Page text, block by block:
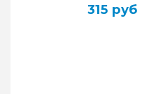
315 руб